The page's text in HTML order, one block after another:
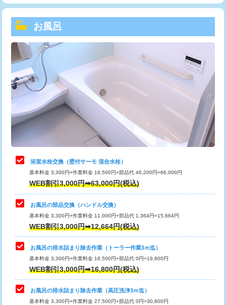
トーラー機使用/3mまで
追加トーラー機使用/3m超え
カメラ調査 33,000円
桝清掃 8,800円
止水・漏水調査・防水処理・清掃・修
理・調整・分解・加工など（軽作業）
止水・漏水調査・防水処理・清掃・修
理・調整・分解・加工など（中作業）
22,000円
止水・漏水調査・防水処理・清掃・修
理・調整・分解・加工など（重作業）
33,000円
トイレタンク脱着
トイレ便器脱着
タンクレストイレ脱着 33,000円
小便器トイレ脱着
その他部品の脱着 8,800円～
お風呂
浴室水栓交換（壁付サーモ 混合水栓）
基本料金 3,300円+作業料金 16,500円+部品代 46,200円=66,000円
WEB割引3,000円➡63,000円(税込)
お風呂の部品交換（ハンドル交換）
基本料金 3,300円+作業料金 11,000円+部品代 1,364円=15,664円
WEB割引3,000円➡12,664円(税込)
お風呂の排水詰まり除去作業（トーラー作業3ｍ迄）
基本料金 3,300円+作業料金 16,500円+部品代 0円=19,800円
WEB割引3,000円➡16,800円(税込)
お風呂の排水詰まり除去作業（高圧洗浄3ｍ迄）
基本料金 3,300円+作業料金 27,500円+部品代 0円=30,800円